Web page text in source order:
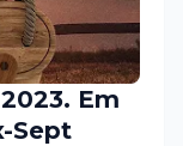
Em
Sept